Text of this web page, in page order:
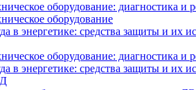
оборудование: диагностика и
оборудование
в энергетике: средства защиты и их
оборудование: диагностика и
в энергетике: средства защиты и их